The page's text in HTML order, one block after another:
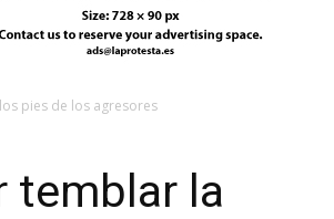
pies de los agresores
temblar la